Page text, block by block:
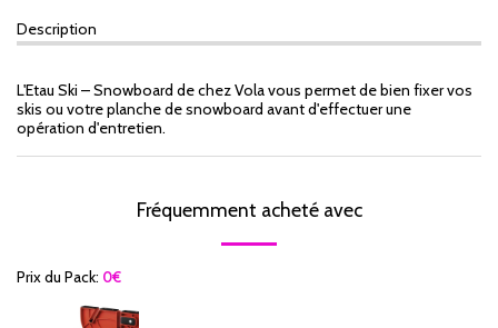
Description
L'Etau Ski – Snowboard de chez Vola vous permet de bien fixer vos
skis ou votre planche de snowboard avant d'effectuer une
opération d'entretien.
Fréquemment acheté avec
Prix ​​du Pack: 0€